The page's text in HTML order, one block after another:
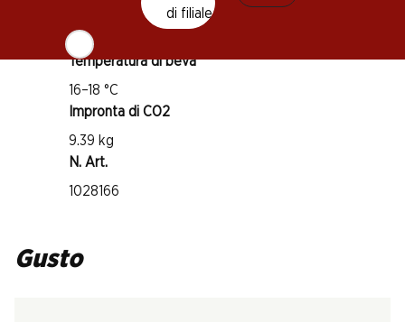
di filiale
Temperatura di beva
16–18 °C
Impronta di CO2
9.39 kg
N. Art.
1028166
Gusto